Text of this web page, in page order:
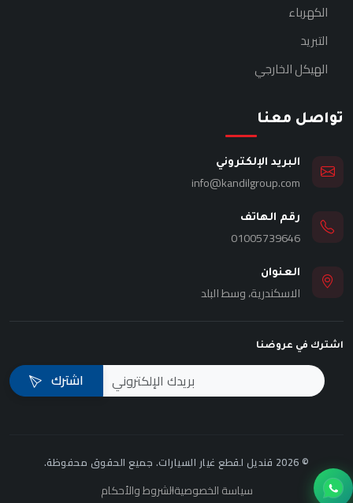
الكهرباء
التبريد
الهيكل الخارجي
تواصل معنا
البريد الإلكتروني
info@kandilgroup.com
رقم الهاتف
01005739646
العنوان
الاسكندرية، وسط البلد
اشترك في عروضنا
اشترك
© 2026 قنديل لقطع غيار السيارات. جميع الحقوق محفوظة.
سياسة الخصوصيةالشروط والأحكام